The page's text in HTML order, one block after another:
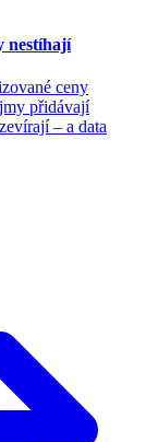
nestíhají
ceny
přidávají
– a data